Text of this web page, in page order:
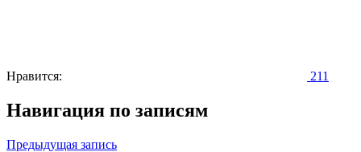
Нравится: 211
Навигация по записям
Предыдущая запись